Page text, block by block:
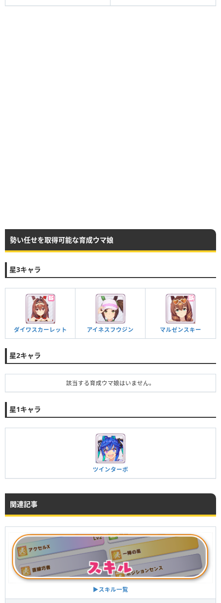
勢い任せを取得可能な育成ウマ娘
星3キャラ
ダイワスカーレット アイネスフウジン マルゼンスキー
星2キャラ
該当する育成ウマ娘はいません。
星1キャラ
ツインターボ
関連記事
▶︎スキル一覧